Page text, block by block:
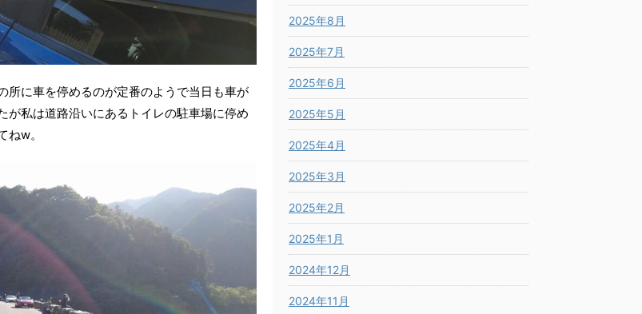
所に車を停めるのが定番のようで当日も車が
が私は道路沿いにあるトイレの駐車場に停め
w。
2025年8月
2025年7月
2025年6月
2025年5月
2025年4月
2025年3月
2025年2月
2025年1月
2024年12月
2024年11月